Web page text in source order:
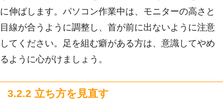
に伸ばします。パソコン作業中は、モニターの高さと
目線が合うように調整し、首が前に出ないように注意
してください。足を組む癖がある方は、意識してやめ
るように心がけましょう。
3.2.2 立ち方を見直す